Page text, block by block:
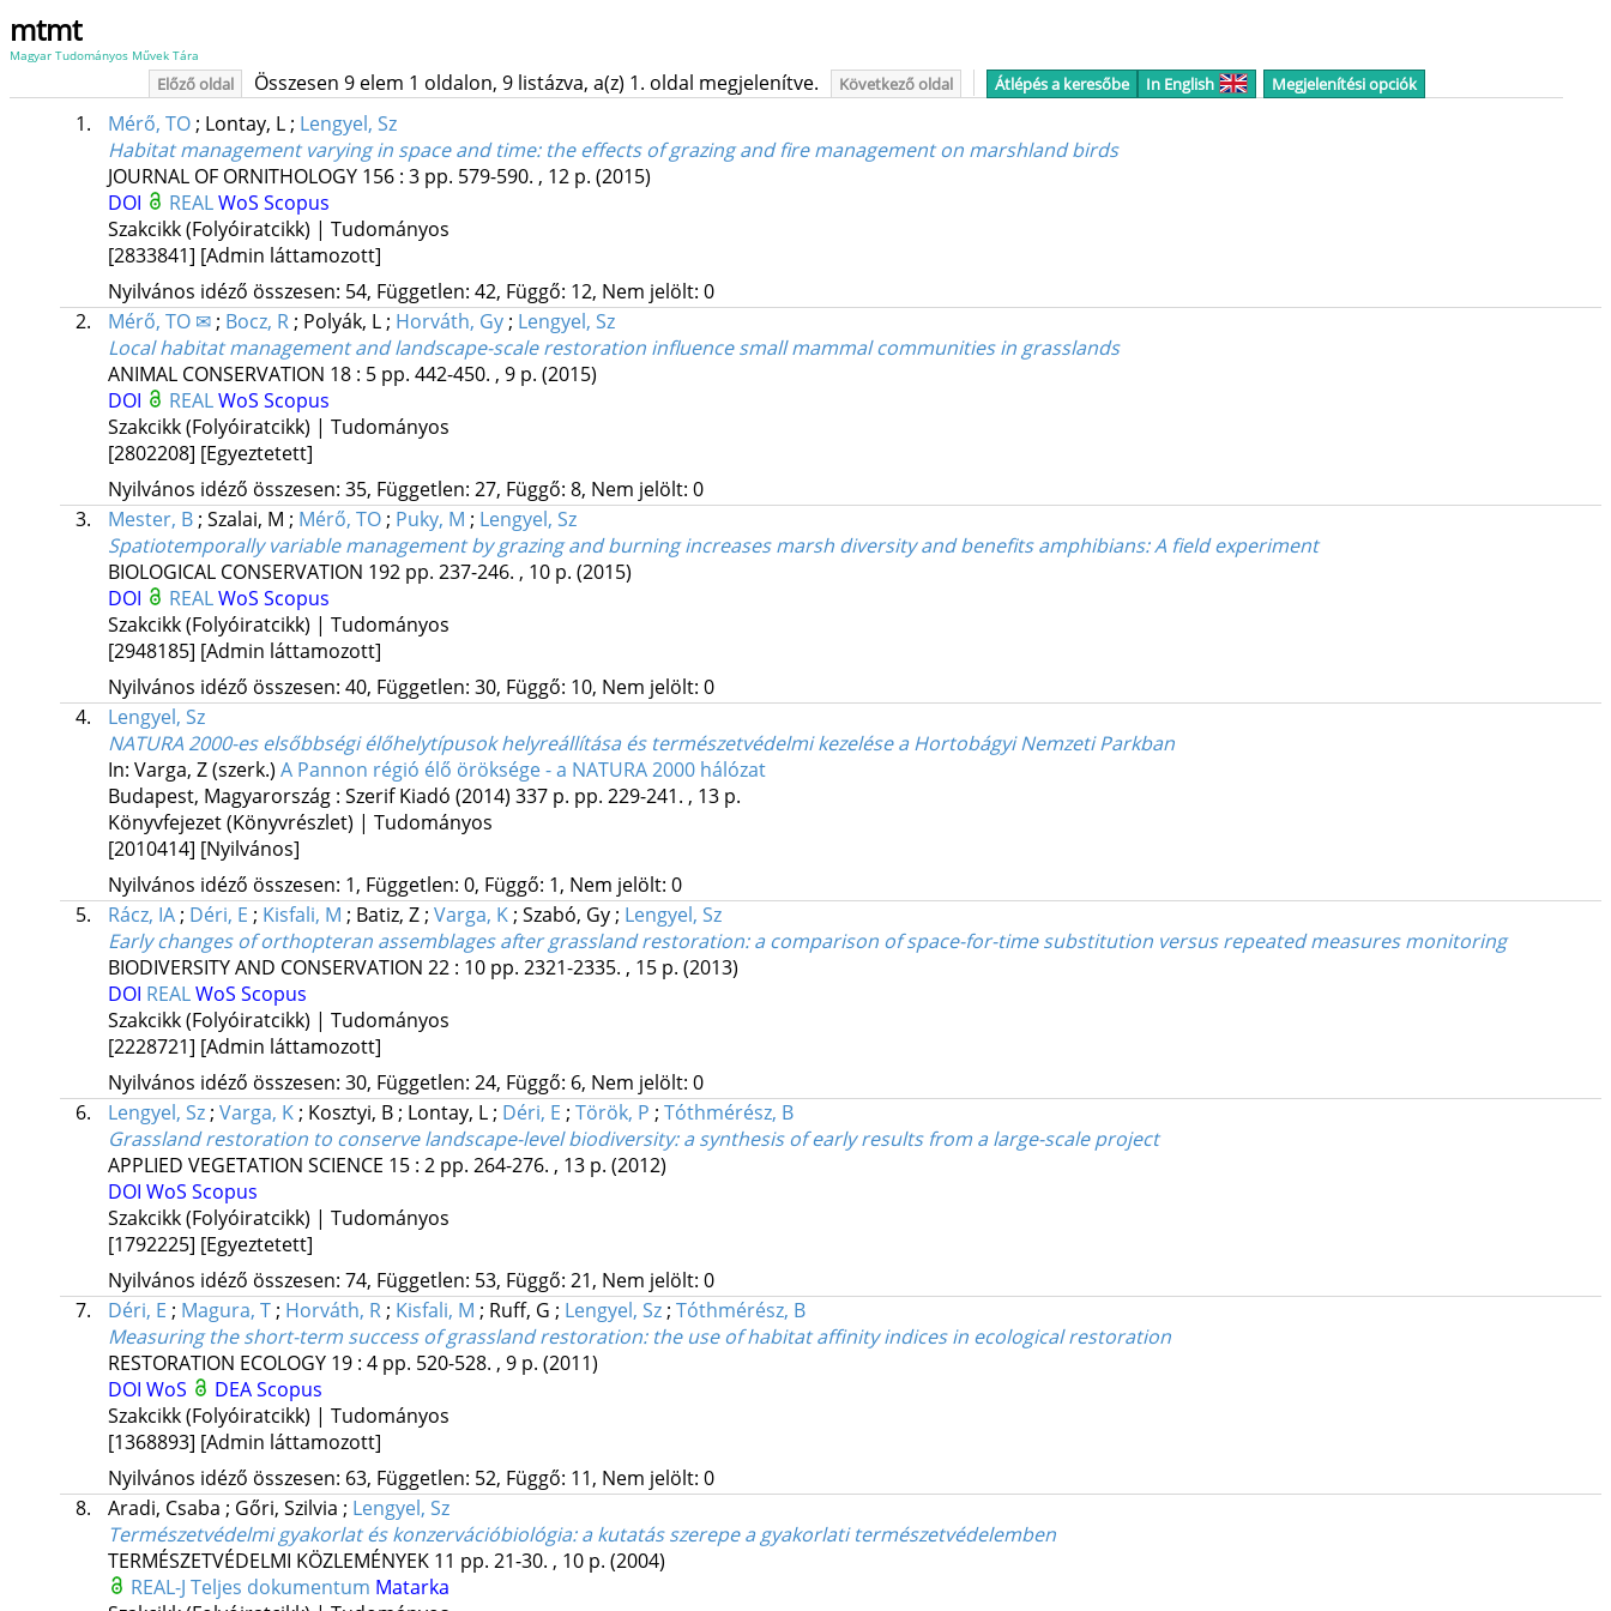
mtmt
Magyar Tudományos Művek Tára
Előző oldal Összesen 9 elem 1 oldalon, 9 listázva, a(z) 1. oldal megjelenítve. Következő oldal Átlépés a keresőbe In English Megjelenítési opciók
1. Mérő, TO; Lontay, L; Lengyel, Sz
Habitat management varying in space and time: the effects of grazing and fire management on marshland birds
JOURNAL OF ORNITHOLOGY 156: 3 pp. 579-590. , 12 p. (2015)
DOI
REALWoS Scopus
Szakcikk (Folyóiratcikk) | Tudományos
[2833841] [Admin láttamozott]
Nyilvános idéző összesen: 54, Független: 42, Függő: 12, Nem jelölt: 0
2.
Mérő, TO ✉; Bocz, R; Polyák, L; Horváth, Gy; Lengyel, Sz
Local habitat management and landscape-scale restoration influence small mammal communities in grasslands
ANIMAL CONSERVATION 18: 5 pp. 442-450. , 9 p. (2015)
DOI
REALWoS Scopus
Szakcikk (Folyóiratcikk) | Tudományos
[2802208] [Egyeztetett]
Nyilvános idéző összesen: 35, Független: 27, Függő: 8, Nem jelölt: 0
3.
Mester, B; Szalai, M ; Mérő, TO; Puky, M ; Lengyel, Sz
Spatiotemporally variable management by grazing and burning increases marsh diversity and benefits amphibians: A field experiment
BIOLOGICAL CONSERVATION 192 pp. 237-246. , 10 p. (2015)
DOI
REALWoS Scopus
Szakcikk (Folyóiratcikk) | Tudományos
[2948185] [Admin láttamozott]
Nyilvános idéző összesen: 40, Független: 30, Függő: 10, Nem jelölt: 0
4.
Lengyel, Sz
NATURA 2000-es elsőbbségi élőhelytípusok helyreállítása és természetvédelmi kezelése a Hortobágyi Nemzeti Parkban
In: Varga, Z (szerk.) A Pannon régió élő öröksége - a NATURA 2000 hálózat
Budapest, Magyarország : Szerif Kiadó (2014) 337 p. pp. 229-241. , 13 p.
Könyvfejezet (Könyvrészlet) | Tudományos
[2010414] [Nyilvános]
Nyilvános idéző összesen: 1, Független: 0, Függő: 1, Nem jelölt: 0
5.
Rácz, IA; Déri, E ; Kisfali, M ; Batiz, Z; Varga, K; Szabó, Gy; Lengyel, Sz
Early changes of orthopteran assemblages after grassland restoration: a comparison of space-for-time substitution versus repeated measures monitoring
BIODIVERSITY AND CONSERVATION 22: 10 pp. 2321-2335. , 15 p. (2013)
DOI REALWoS Scopus
Szakcikk (Folyóiratcikk) | Tudományos
[2228721] [Admin láttamozott]
Nyilvános idéző összesen: 30, Független: 24, Függő: 6, Nem jelölt: 0
6.
Lengyel, Sz; Varga, K; Kosztyi, B; Lontay, L; Déri, E ; Török, P ; Tóthmérész, B
Grassland restoration to conserve landscape-level biodiversity: a synthesis of early results from a large-scale project
APPLIED VEGETATION SCIENCE 15: 2 pp. 264-276. , 13 p. (2012)
DOI WoS Scopus
Szakcikk (Folyóiratcikk) | Tudományos
[1792225] [Egyeztetett]
Nyilvános idéző összesen: 74, Független: 53, Függő: 21, Nem jelölt: 0
7.
Déri, E ; Magura, T; Horváth, R; Kisfali, M ; Ruff, G ; Lengyel, Sz; Tóthmérész, B
Measuring the short-term success of grassland restoration: the use of habitat affinity indices in ecological restoration
RESTORATION ECOLOGY 19: 4 pp. 520-528. , 9 p. (2011)
DOI WoS DEAScopus
Szakcikk (Folyóiratcikk) | Tudományos
[1368893] [Admin láttamozott]
Nyilvános idéző összesen: 63, Független: 52, Függő: 11, Nem jelölt: 0
8.
Aradi, Csaba ; Gőri, Szilvia ; Lengyel, Sz
Természetvédelmi gyakorlat és konzervációbiológia: a kutatás szerepe a gyakorlati természetvédelemben
TERMÉSZETVÉDELMI KÖZLEMÉNYEK 11 pp. 21-30. , 10 p. (2004)
REAL-J Teljes dokumentum Matarka